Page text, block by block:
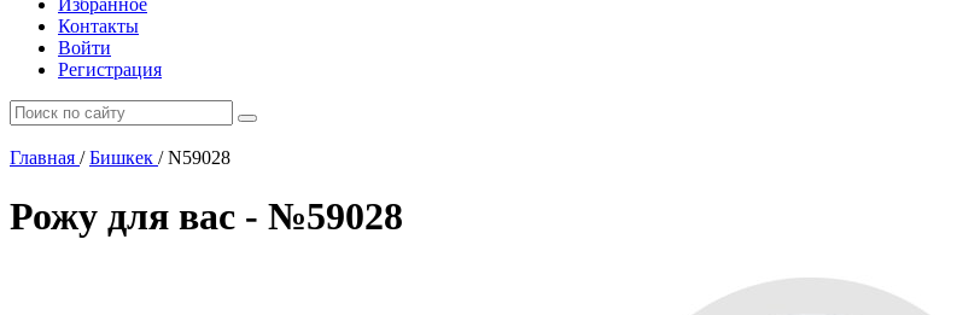
Избранное
Контакты
Войти
Регистрация
Главная / Бишкек /N59028
Рожу для вас - №59028